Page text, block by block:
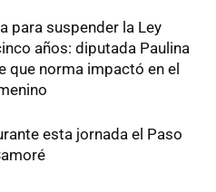
para suspender la Ley
años: diputada Paulina
que norma impactó en el
esta jornada el Paso